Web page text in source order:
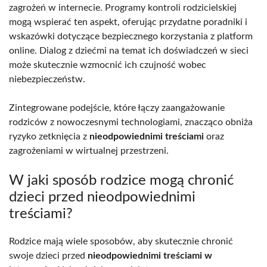
zagrożeń w internecie. Programy kontroli rodzicielskiej
mogą wspierać ten aspekt, oferując przydatne poradniki i
wskazówki dotyczące bezpiecznego korzystania z platform
online. Dialog z dziećmi na temat ich doświadczeń w sieci
może skutecznie wzmocnić ich czujność wobec
niebezpieczeństw.
Zintegrowane podejście, które łączy zaangażowanie
rodziców z nowoczesnymi technologiami, znacząco obniża
ryzyko zetknięcia z nieodpowiednimi treściami oraz
zagrożeniami w wirtualnej przestrzeni.
W jaki sposób rodzice mogą chronić
dzieci przed nieodpowiednimi
treściami?
Rodzice mają wiele sposobów, aby skutecznie chronić
swoje dzieci przed nieodpowiednimi treściami w